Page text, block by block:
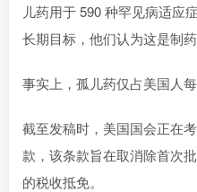
儿药用于 590 种罕见病适应
长期目标，他们认为这是制药
事实上，孤儿药仅占美国人
截至发稿时，美国国会正在
款，该条款旨在取消除首次
的税收抵免。